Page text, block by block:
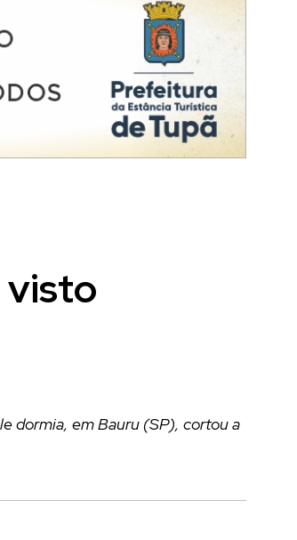
visto
dormia, em Bauru (SP), cortou a